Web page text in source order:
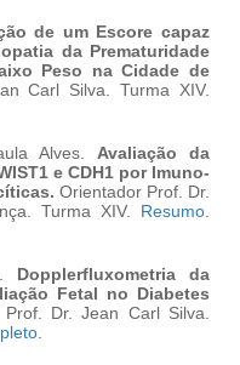
de um Escore capaz
da Prematuridade
Peso na Cidade de
Carl Silva. Turma XIV.
Alves. Avaliação da
e CDH1por Imuno-
Orientador Prof. Dr.
Turma XIV. Resumo.
Dopplerfluxometria da
Fetal no Diabetes
Prof. Dr. Jean Carl Silva.
.